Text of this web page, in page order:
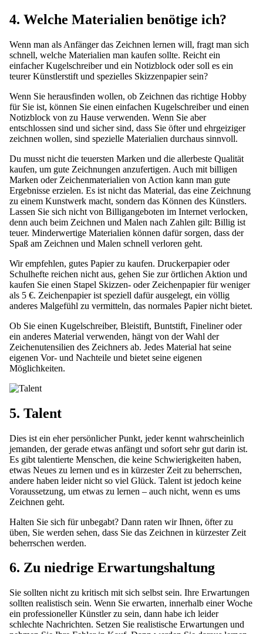
4. Welche Materialien benötige ich?
Wenn man als Anfänger das Zeichnen lernen will, fragt man sich
schnell, welche Materialien man kaufen sollte. Reicht ein
einfacher Kugelschreiber und ein Notizblock oder soll es ein
teurer Künstlerstift und spezielles Skizzenpapier sein?
Wenn Sie herausfinden wollen, ob Zeichnen das richtige Hobby
für Sie ist, können Sie einen einfachen Kugelschreiber und einen
Notizblock von zu Hause verwenden. Wenn Sie aber
entschlossen sind und sicher sind, dass Sie öfter und ehrgeiziger
zeichnen wollen, sind spezielle Materialien durchaus sinnvoll.
Du musst nicht die teuersten Marken und die allerbeste Qualität
kaufen, um gute Zeichnungen anzufertigen. Auch mit billigen
Marken oder Zeichenmaterialien von Action kann man gute
Ergebnisse erzielen. Es ist nicht das Material, das eine Zeichnung
zu einem Kunstwerk macht, sondern das Können des Künstlers.
Lassen Sie sich nicht von Billigangeboten im Internet verlocken,
denn auch beim Zeichnen und Malen nach Zahlen gilt: Billig ist
teuer. Minderwertige Materialien können dafür sorgen, dass der
Spaß am Zeichnen und Malen schnell verloren geht.
Wir empfehlen, gutes Papier zu kaufen. Druckerpapier oder
Schulhefte reichen nicht aus, gehen Sie zur örtlichen Aktion und
kaufen Sie einen Stapel Skizzen- oder Zeichenpapier für weniger
als 5 €. Zeichenpapier ist speziell dafür ausgelegt, ein völlig
anderes Malgefühl zu vermitteln, das normales Papier nicht bietet.
Ob Sie einen Kugelschreiber, Bleistift, Buntstift, Fineliner oder
ein anderes Material verwenden, hängt von der Wahl der
Zeichenutensilien des Zeichners ab. Jedes Material hat seine
eigenen Vor- und Nachteile und bietet seine eigenen
Möglichkeiten.
5. Talent
Dies ist ein eher persönlicher Punkt, jeder kennt wahrscheinlich
jemanden, der gerade etwas anfängt und sofort sehr gut darin ist.
Es gibt talentierte Menschen, die keine Schwierigkeiten haben,
etwas Neues zu lernen und es in kürzester Zeit zu beherrschen,
andere haben leider nicht so viel Glück. Talent ist jedoch keine
Voraussetzung, um etwas zu lernen – auch nicht, wenn es ums
Zeichnen geht.
Halten Sie sich für unbegabt? Dann raten wir Ihnen, öfter zu
üben, Sie werden sehen, dass Sie das Zeichnen in kürzester Zeit
beherrschen werden.
6. Zu niedrige Erwartungshaltung
Sie sollten nicht zu kritisch mit sich selbst sein. Ihre Erwartungen
sollten realistisch sein. Wenn Sie erwarten, innerhalb einer Woche
ein professioneller Künstler zu sein, dann habe ich leider
schlechte Nachrichten. Setzen Sie realistische Erwartungen und